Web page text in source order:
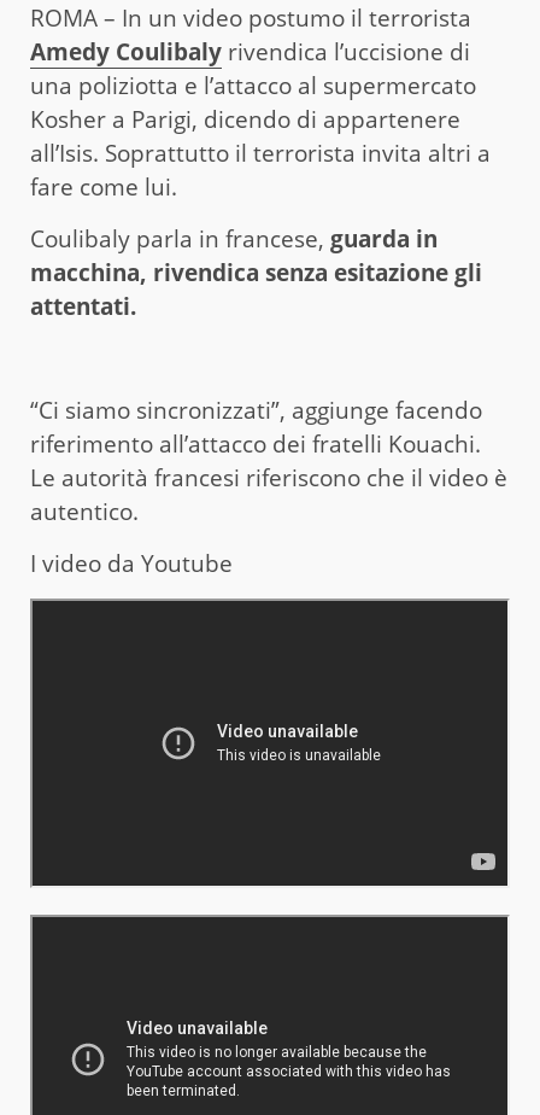
ROMA – In un video postumo il terrorista
Amedy Coulibaly rivendica l’uccisione di
una poliziotta e l’attacco al supermercato
Kosher a Parigi, dicendo di appartenere
all’Isis. Soprattutto il terrorista invita altri a
fare come lui.
Coulibaly parla in francese, guarda in
macchina, rivendica senza esitazione gli
attentati.
“Ci siamo sincronizzati”, aggiunge facendo
riferimento all’attacco dei fratelli Kouachi.
Le autorità francesi riferiscono che il video è
autentico.
I video da Youtube